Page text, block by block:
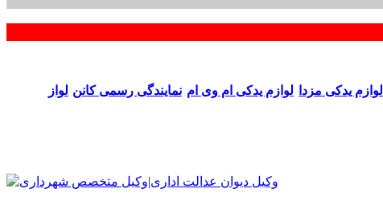
لوازم یدکی مزدا لوازم یدکی ام وی ام نمایندگی رسمی کانن لواز